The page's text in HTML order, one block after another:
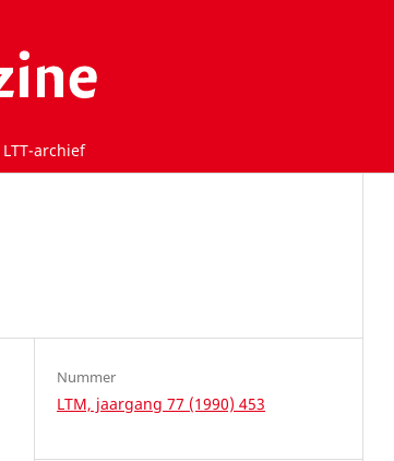
LTT-archief
Nummer
LTM, jaargang 77 (1990) 453